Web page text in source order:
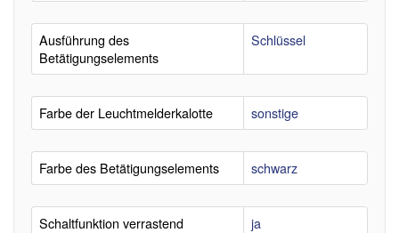
Ausführung des
Betätigungselements
Schlüssel
Farbe der Leuchtmelderkalotte sonstige
Farbe des Betätigungselements schwarz
Schaltfunktion verrastend ja